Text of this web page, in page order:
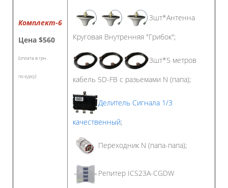
Комплект-6
Цена $560
(оплата в грн.
по курсу)
3шт*Антенна
Круговая Внутренняя "Грибок";
3шт*5 метров
кабель 5D-FB с разьемами N (папа);
Делитель Сигнала 1/3
качественный;
Переходник N (папа-папа);
Репитер ICS23A-CGDW